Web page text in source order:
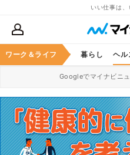
いい仕事は
ワーク＆ライフ
ススキル マネー 暮らし ヘル
Googleでマイナビニ